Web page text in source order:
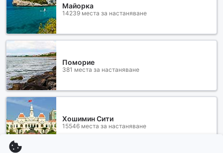
Майорка
14239 места за настаняване
Поморие
381 места за настаняване
Хошимин Сити
15546 места за настаняване